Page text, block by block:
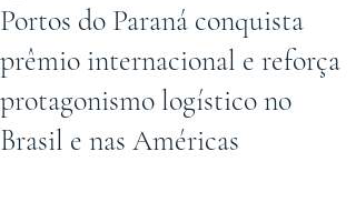
Portos do Paraná conquista
prêmio internacional e reforça
protagonismo logístico no
Brasil e nas Américas